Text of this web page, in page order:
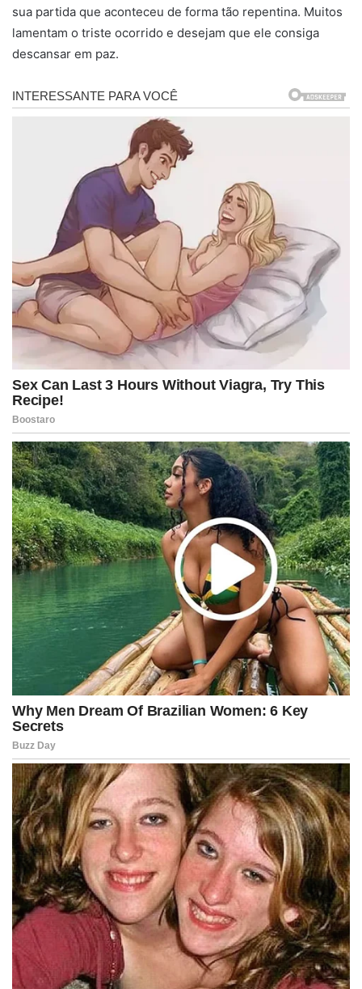
sua partida que aconteceu de forma tão repentina. Muitos
lamentam o triste ocorrido e desejam que ele consiga
descansar em paz.